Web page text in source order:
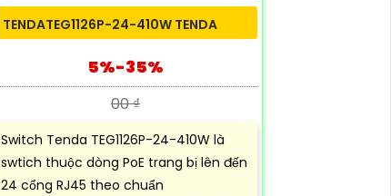
TENDATEG1126P-24-410W TENDA
5%-35%
00 ₫
Switch Tenda TEG1126P-24-410W là
swtich thuộc dòng PoE trang bị lên đến
24 cổng RJ45 theo chuẩn